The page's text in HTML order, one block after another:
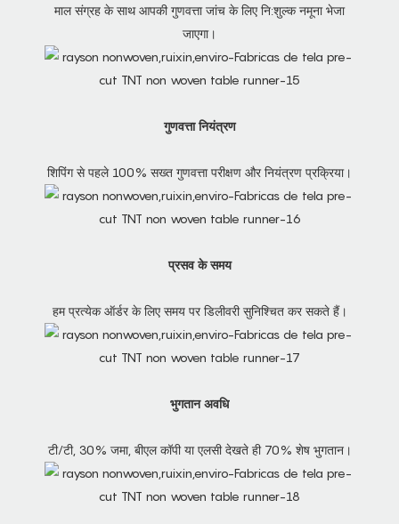
माल संग्रह के साथ आपकी गुणवत्ता जांच के लिए नि:शुल्क नमूना भेजा
जाएगा।
गुणवत्ता नियंत्रण
शिपिंग से पहले 100% सख्त गुणवत्ता परीक्षण और नियंत्रण प्रक्रिया।
प्रसव के समय
हम प्रत्येक ऑर्डर के लिए समय पर डिलीवरी सुनिश्चित कर सकते हैं।
भुगतान अवधि
टी/टी, 30% जमा, बीएल कॉपी या एलसी देखते ही 70% शेष भुगतान।